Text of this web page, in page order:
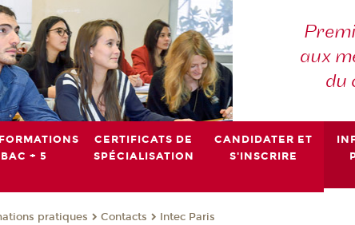
aux
du
BAC + 5
CERTIFICATS DE
SPÉCIALISATION
CANDIDATER ET
S'INSCRIRE
pratiques Contacts Intec Paris